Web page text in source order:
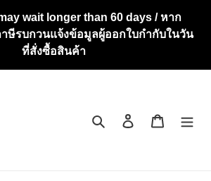
wait longer than 60 days / หาก
ษีรบกวนแจ้งข้อมูลผู้ออกใบกำกับในวัน
ที่สั่งซื้อสินค้า
Search Log in Cart